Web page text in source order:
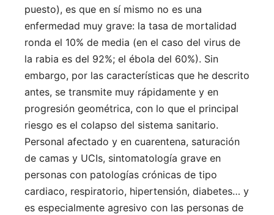
puesto), es que en sí mismo no es una
enfermedad muy grave: la tasa de mortalidad
ronda el 10% de media (en el caso del virus de
la rabia es del 92%; el ébola del 60%). Sin
embargo, por las características que he descrito
antes, se transmite muy rápidamente y en
progresión geométrica, con lo que el principal
riesgo es el colapso del sistema sanitario.
Personal afectado y en cuarentena, saturación
de camas y UCIs, sintomatología grave en
personas con patologías crónicas de tipo
cardiaco, respiratorio, hipertensión, diabetes… y
es especialmente agresivo con las personas de